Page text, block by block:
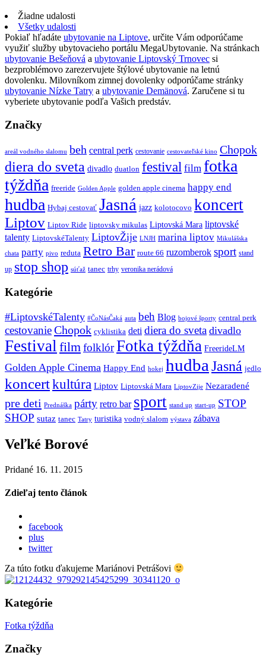
Žiadne udalosti
Všetky udalosti
Pokiaľ hľadáte ubytovanie na Liptove, určite Vám odporúčame
využiť služby ubytovacieho portálu MegaUbytovanie. Na stránkach
ubytovanie Bešeňová a ubytovanie Liptovský Trnovec si
bezproblémovo zarezervujete štýlové ubytovanie na letnú
dovolenku. Milovníkom zimnej dovolenky odporúčame stránky
ubytovanie Nízke Tatry a ubytovanie Demänová. Zaručene si tu
vyberiete ubytovanie podľa Vašich predstáv.
Značky
areál vodného slalomu beh central perk cestovanie cestovateľské kino Chopok
diera do sveta divadlo duatlon festival film fotka
týždňa freeride Golden Apple golden apple cinema happy end
hudba Hybaj cestovať Jasná jazz kolotocovo koncert
Liptov Liptov Ride liptovsky mikulas Liptovská Mara liptovské
talenty LiptovskéTalenty LiptovŽije LNJH marina liptov Mikulášska
chata party pivo reduta Retro Bar route 66 ruzomberok sport stand
up stop shop súťaž tanec trhy veronika nerádová
Kategórie
#LiptovskéTalenty #ČoNásČaká auta beh Blog bojové športy central perk
cestovanieChopok cyklistika deti diera do sveta divadlo
Festival filmfolklórFotka týždňa FreerideLM
Golden Apple Cinema Happy End hokej hudba Jasná jedlo
koncertkultúra Liptov Liptovská Mara LiptovZije Nezaradené
pre deti Prednáška párty retro bar sport stand up start-up STOP
SHOP sutaz tanec Tatry turistika vodný slalom výstava zábava
Veľké Borové
Pridané 16. 11. 2015
Zdieľaj tento článok
facebook
plus
twitter
Za túto fotku ďakujeme Mariánovi Petrášovi
Kategórie
Fotka týždňa
Značky